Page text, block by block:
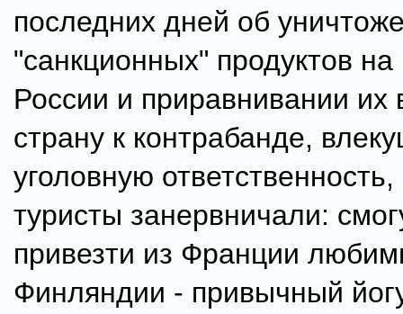
последних дней об
"санкционных" продуктов на
России и приравнивании их
страну к контрабанде,
уголовную
туристы занервничали:
привезти из Франции
Финляндии - привычный